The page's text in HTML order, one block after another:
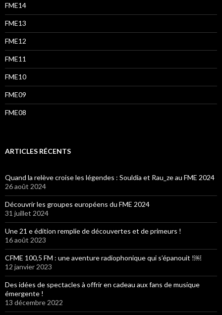
FME14
FME13
FME12
FME11
FME10
FME09
FME08
ARTICLES RÉCENTS
Quand la relève croise les légendes : Souldia et Rau_ze au FME 2024
26 août 2024
Découvrir les groupes européens du FME 2024
31 juillet 2024
Une 21 e édition remplie de découvertes et de primeurs !
16 août 2023
CFME 100,5 FM : une aventure radiophonique qui s’épanouit !￼
12 janvier 2023
Des idées de spectacles à offrir en cadeau aux fans de musique
émergente !
13 décembre 2022